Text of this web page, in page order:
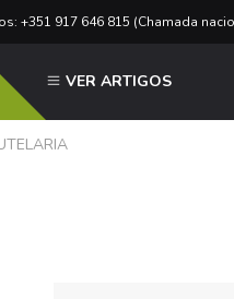
+351 917 646 815 (Chamada
VER ARTIGOS